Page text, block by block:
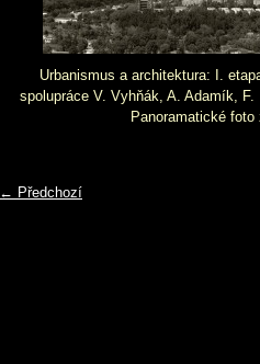
Urbanismus a architektura: I.
spolupráce V. Vyhňák, A. Adamík,
Panoramatické
← Předchozí